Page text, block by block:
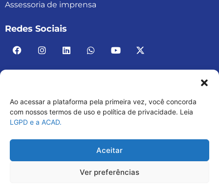
Ao acessar a plataforma pela primeira vez, você concorda
com nossos termos de uso e política de privacidade. Leia
LGPD e a ACAD.
Aceitar
Ver preferências
Assessoria de imprensa
Redes Sociais
ACAD BRASIL – ASSOCIAÇÃO BRASILEIRA DE